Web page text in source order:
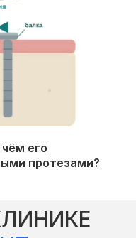
его
протезами?